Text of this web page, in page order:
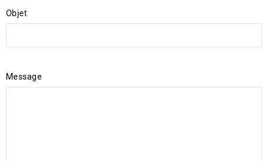
Objet
Message